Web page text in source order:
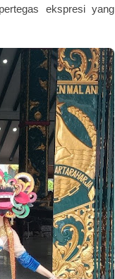
ekspresi yang